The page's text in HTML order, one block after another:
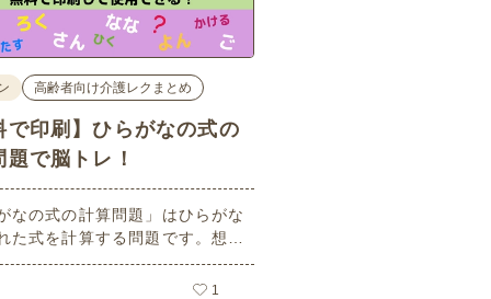
高齢者向け介護レクまとめ
で印刷】ひらがなの式の
題で脳トレ！
なの式の計算問題」はひらがな
た式を計算する問題です。想像
キングメモリのトレーニングと
用できる脳トレ問題です。こち
1